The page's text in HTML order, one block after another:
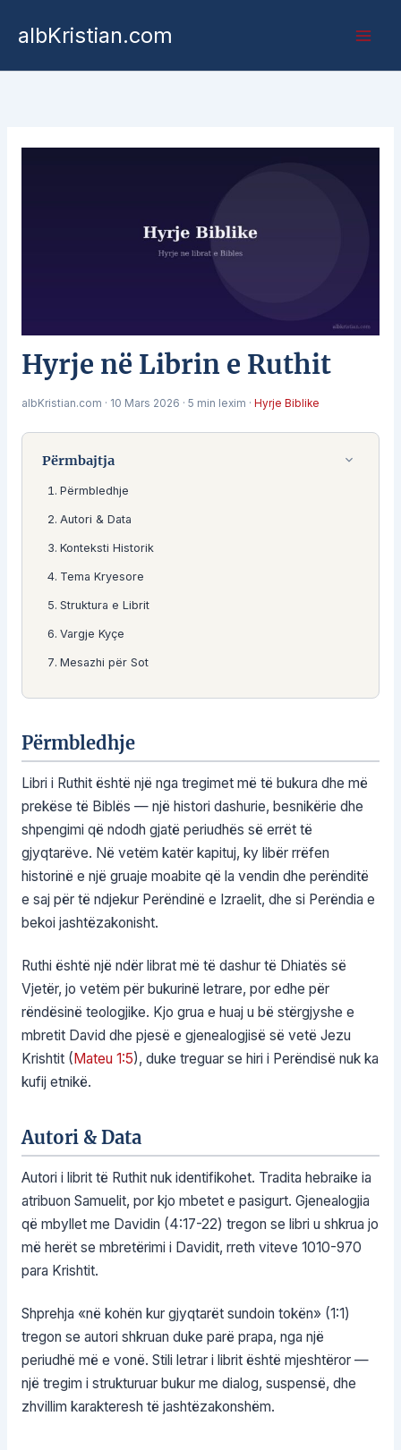
albKristian.com
Hyrje në Librin e Ruthit
albKristian.com · 10 Mars 2026 · 5 min lexim · Hyrje Biblike
Përmbajtja
Përmbledhje
Autori & Data
Konteksti Historik
Tema Kryesore
Struktura e Librit
Vargje Kyçe
Mesazhi për Sot
Përmbledhje
Libri i Ruthit është një nga tregimet më të bukura dhe më
prekëse të Biblës — një histori dashurie, besnikërie dhe
shpengimi që ndodh gjatë periudhës së errët të
gjyqtarëve. Në vetëm katër kapituj, ky libër rrëfen
historinë e një gruaje moabite që la vendin dhe perënditë
e saj për të ndjekur Perëndinë e Izraelit, dhe si Perëndia e
bekoi jashtëzakonisht.
Ruthi është një ndër librat më të dashur të Dhiatës së
Vjetër, jo vetëm për bukurinë letrare, por edhe për
rëndësinë teologjike. Kjo grua e huaj u bë stërgjyshe e
mbretit David dhe pjesë e gjenealogjisë së vetë Jezu
Krishtit (Mateu 1:5), duke treguar se hiri i Perëndisë nuk ka
kufij etnikë.
Autori & Data
Autori i librit të Ruthit nuk identifikohet. Tradita hebraike ia
atribuon Samuelit, por kjo mbetet e pasigurt. Gjenealogjia
që mbyllet me Davidin (4:17-22) tregon se libri u shkrua jo
më herët se mbretërimi i Davidit, rreth viteve 1010-970
para Krishtit.
Shprehja «në kohën kur gjyqtarët sundoin tokën» (1:1)
tregon se autori shkruan duke parë prapa, nga një
periudhë më e vonë. Stili letrar i librit është mjeshtëror —
një tregim i strukturuar bukur me dialog, suspensë, dhe
zhvillim karakteresh të jashtëzakonshëm.